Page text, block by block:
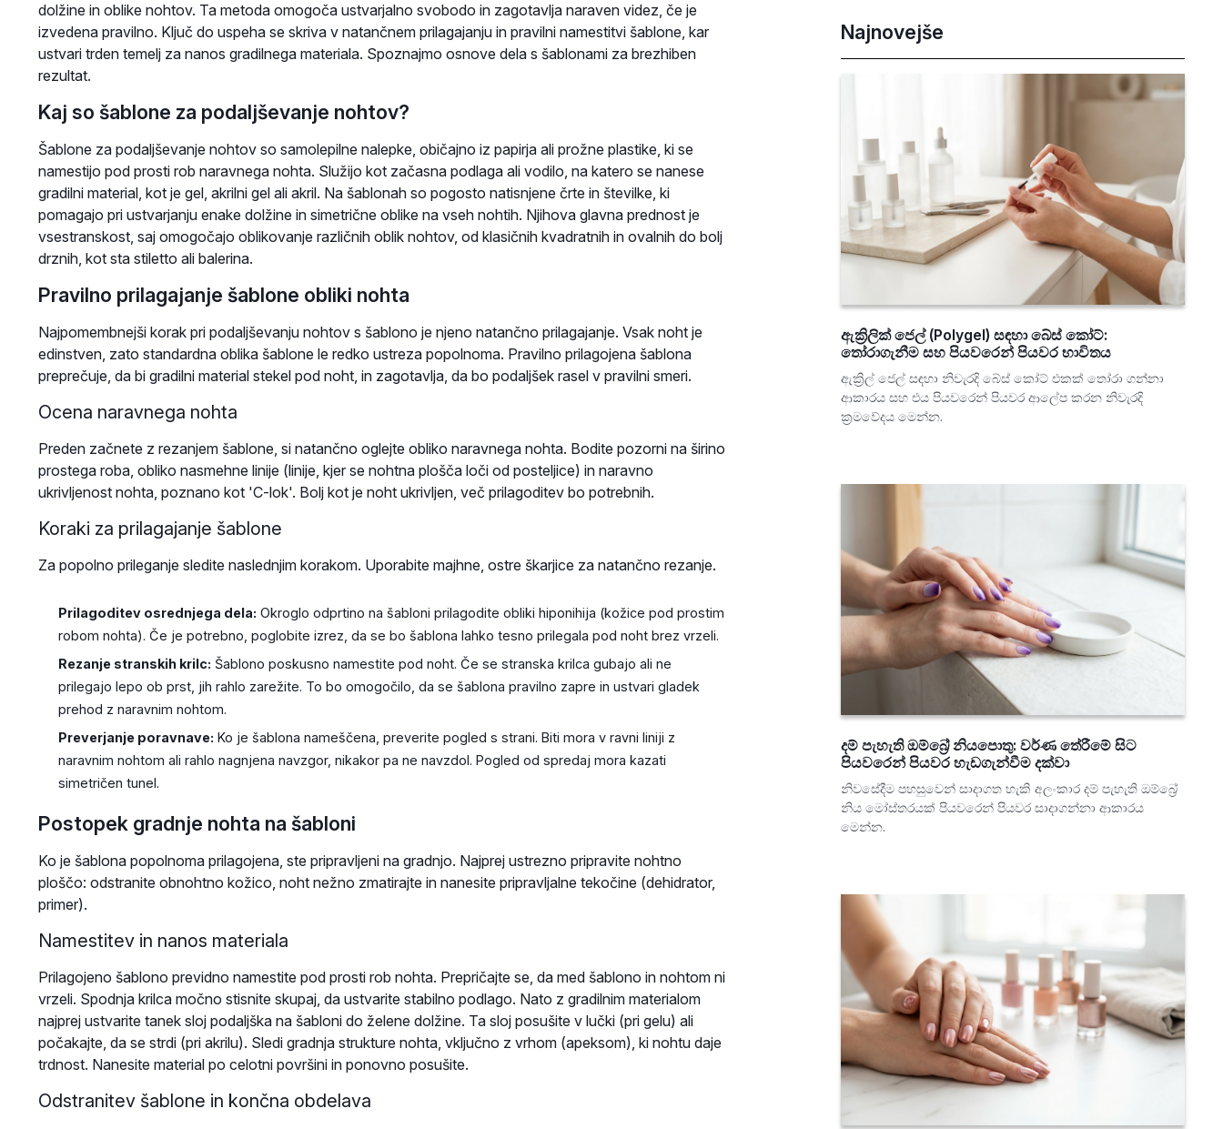
dolžine in oblike nohtov. Ta metoda omogoča ustvarjalno svobodo in zagotavlja naraven videz, če je
izvedena pravilno. Ključ do uspeha se skriva v natančnem prilagajanju in pravilni namestitvi šablone, kar
ustvari trden temelj za nanos gradilnega materiala. Spoznajmo osnove dela s šablonami za brezhiben
rezultat.
Kaj so šablone za podaljševanje nohtov?
Šablone za podaljševanje nohtov so samolepilne nalepke, običajno iz papirja ali prožne plastike, ki se
namestijo pod prosti rob naravnega nohta. Služijo kot začasna podlaga ali vodilo, na katero se nanese
gradilni material, kot je gel, akrilni gel ali akril. Na šablonah so pogosto natisnjene črte in številke, ki
pomagajo pri ustvarjanju enake dolžine in simetrične oblike na vseh nohtih. Njihova glavna prednost je
vsestranskost, saj omogočajo oblikovanje različnih oblik nohtov, od klasičnih kvadratnih in ovalnih do bolj
drznih, kot sta stiletto ali balerina.
Pravilno prilagajanje šablone obliki nohta
Najpomembnejši korak pri podaljševanju nohtov s šablono je njeno natančno prilagajanje. Vsak noht je
edinstven, zato standardna oblika šablone le redko ustreza popolnoma. Pravilno prilagojena šablona
preprečuje, da bi gradilni material stekel pod noht, in zagotavlja, da bo podaljšek rasel v pravilni smeri.
Ocena naravnega nohta
Preden začnete z rezanjem šablone, si natančno oglejte obliko naravnega nohta. Bodite pozorni na širino
prostega roba, obliko nasmehne linije (linije, kjer se nohtna plošča loči od posteljice) in naravno
ukrivljenost nohta, poznano kot 'C-lok'. Bolj kot je noht ukrivljen, več prilagoditev bo potrebnih.
Koraki za prilagajanje šablone
Za popolno prileganje sledite naslednjim korakom. Uporabite majhne, ostre škarjice za natančno rezanje.
Prilagoditev osrednjega dela: Okroglo odprtino na šabloni prilagodite obliki hiponihija (kožice pod prostim
robom nohta). Če je potrebno, poglobite izrez, da se bo šablona lahko tesno prilegala pod noht brez vrzeli.
Rezanje stranskih krilc: Šablono poskusno namestite pod noht. Če se stranska krilca gubajo ali ne
prilegajo lepo ob prst, jih rahlo zarežite. To bo omogočilo, da se šablona pravilno zapre in ustvari gladek
prehod z naravnim nohtom.
Preverjanje poravnave: Ko je šablona nameščena, preverite pogled s strani. Biti mora v ravni liniji z
naravnim nohtom ali rahlo nagnjena navzgor, nikakor pa ne navzdol. Pogled od spredaj mora kazati
simetričen tunel.
Postopek gradnje nohta na šabloni
Ko je šablona popolnoma prilagojena, ste pripravljeni na gradnjo. Najprej ustrezno pripravite nohtno
ploščo: odstranite obnohtno kožico, noht nežno zmatirajte in nanesite pripravljalne tekočine (dehidrator,
primer).
Namestitev in nanos materiala
Prilagojeno šablono previdno namestite pod prosti rob nohta. Prepričajte se, da med šablono in nohtom ni
vrzeli. Spodnja krilca močno stisnite skupaj, da ustvarite stabilno podlago. Nato z gradilnim materialom
najprej ustvarite tanek sloj podaljška na šabloni do želene dolžine. Ta sloj posušite v lučki (pri gelu) ali
počakajte, da se strdi (pri akrilu). Sledi gradnja strukture nohta, vključno z vrhom (apeksom), ki nohtu daje
trdnost. Nanesite material po celotni površini in ponovno posušite.
Odstranitev šablone in končna obdelava
Najnovejše
ඇක්‍රිලික් ජෙල් (Polygel) සඳහා බේස් කෝට්:
තෝරාගැනීම සහ පියවරෙන් පියවර භාවිතය
ඇක්‍රිල් ජෙල් සඳහා නිවැරදි බේස් කෝට් එකක් තෝරා ගන්නා
ආකාරය සහ එය පියවරෙන් පියවර ආලේප කරන නිවැරදි
ක්‍රමවේදය මෙන්න.
දම් පැහැති ඔම්බ්‍රේ නියපොතු: වර්ණ තේරීමේ සිට
පියවරෙන් පියවර හැඩගැන්වීම දක්වා
නිවසේදීම පහසුවෙන් සාදාගත හැකි අලංකාර දම් පැහැති ඔම්බ්‍රේ
නිය මෝස්තරයක් පියවරෙන් පියවර සාදාගන්නා ආකාරය
මෙන්න.